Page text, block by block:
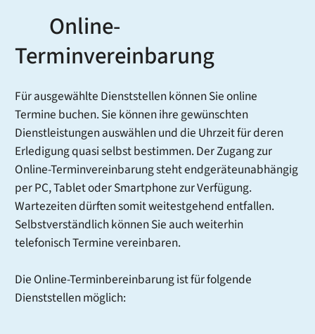
Online-
Terminvereinbarung
Für ausgewählte Dienststellen können Sie online
Termine buchen. Sie können ihre gewünschten
Dienstleistungen auswählen und die Uhrzeit für deren
Erledigung quasi selbst bestimmen. Der Zugang zur
Online-Terminvereinbarung steht endgeräteunabhängig
per PC, Tablet oder Smartphone zur Verfügung.
Wartezeiten dürften somit weitestgehend entfallen.
Selbstverständlich können Sie auch weiterhin
telefonisch Termine vereinbaren.
Die Online-Terminbereinbarung ist für folgende
Dienststellen möglich: